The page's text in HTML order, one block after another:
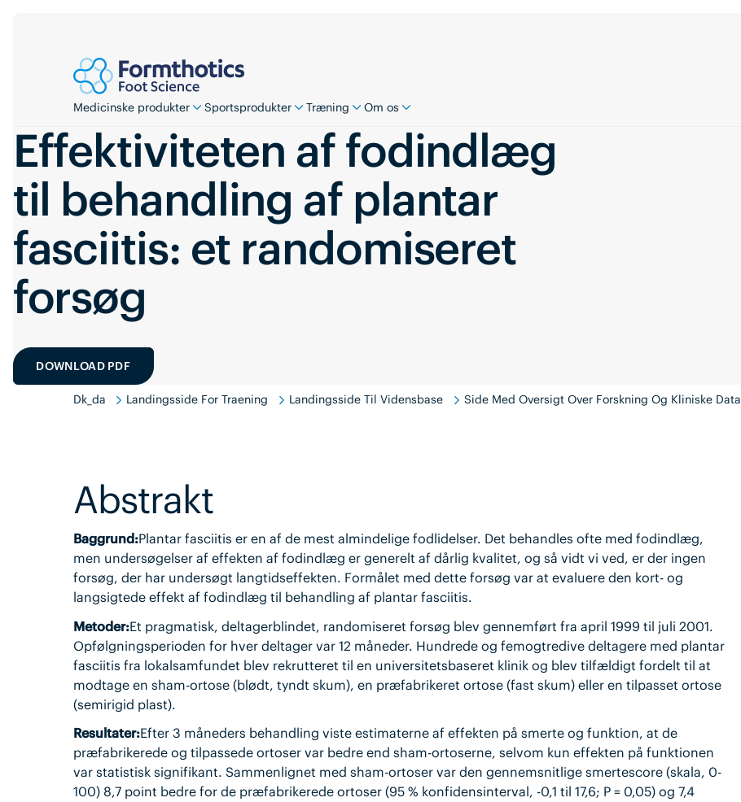
Medicinske produkter Sportsprodukter Træning Om os
Effektiviteten af fodindlæg
til behandling af plantar
fasciitis: et randomiseret
forsøg
DOWNLOAD PDF
Dk_da Landingsside For Traening Landingsside Til Vidensbase Side Med Oversigt Over Forskning Og Kliniske Data
Abstrakt
Baggrund:Plantar fasciitis er en af de mest almindelige fodlidelser. Det behandles ofte med fodindlæg,
men undersøgelser af effekten af fodindlæg er generelt af dårlig kvalitet, og så vidt vi ved, er der ingen
forsøg, der har undersøgt langtidseffekten. Formålet med dette forsøg var at evaluere den kort- og
langsigtede effekt af fodindlæg til behandling af plantar fasciitis.
Metoder:Et pragmatisk, deltagerblindet, randomiseret forsøg blev gennemført fra april 1999 til juli 2001.
Opfølgningsperioden for hver deltager var 12 måneder. Hundrede og femogtredive deltagere med plantar
fasciitis fra lokalsamfundet blev rekrutteret til en universitetsbaseret klinik og blev tilfældigt fordelt til at
modtage en sham-ortose (blødt, tyndt skum), en præfabrikeret ortose (fast skum) eller en tilpasset ortose
(semirigid plast).
Resultater:Efter 3 måneders behandling viste estimaterne af effekten på smerte og funktion, at de
præfabrikerede og tilpassede ortoser var bedre end sham-ortoserne, selvom kun effekten på funktionen
var statistisk signifikant. Sammenlignet med sham-ortoser var den gennemsnitlige smertescore (skala, 0-
100) 8,7 point bedre for de præfabrikerede ortoser (95 % konfidensinterval, -0,1 til 17,6; P = 0,05) og 7,4